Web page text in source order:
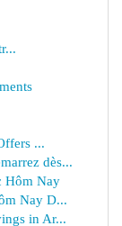
...
dès...
Hôm Nay
Nay D...
in Ar...